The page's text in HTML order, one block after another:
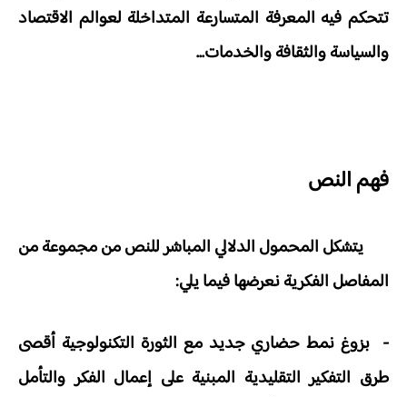
تتحكم فيه المعرفة المتسارعة المتداخلة لعوالم الاقتصاد
والسياسة والثقافة والخدمات...
فهم النص
يتشكل المحمول الدلالي المباشر للنص من مجموعة من
المفاصل الفكرية نعرضها فيما يلي:
- بزوغ نمط حضاري جديد مع الثورة التكنولوجية أقصى
طرق التفكير التقليدية المبنية على إعمال الفكر والتأمل